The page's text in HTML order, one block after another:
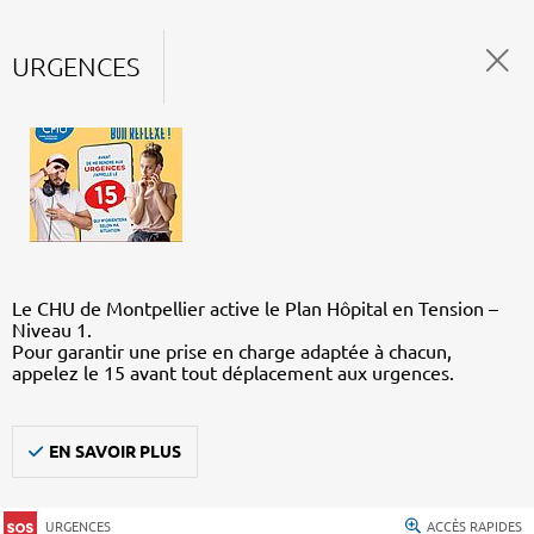
URGENCES
Le CHU de Montpellier active le Plan Hôpital en Tension –
Niveau 1.
Pour garantir une prise en charge adaptée à chacun,
appelez le 15 avant tout déplacement aux urgences.
EN SAVOIR PLUS
URGENCES ACCÈS RAPIDES